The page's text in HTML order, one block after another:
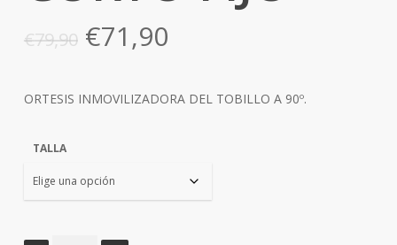
€79,90 El
precio
original
era:
€71,90El
actual
es:
ORTESIS INMOVILIZADORA DEL TOBILLO A 90º.
TALLA